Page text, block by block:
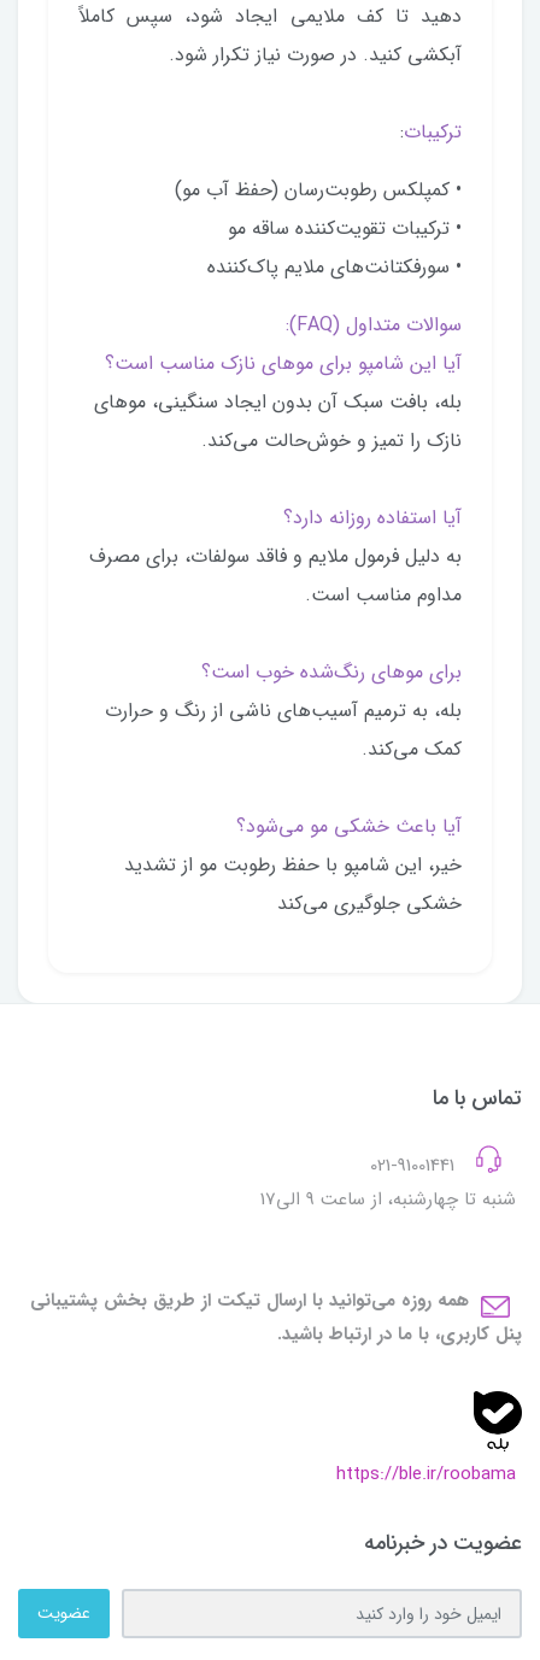
دهید تا کف ملایمی ایجاد شود، سپس کاملاً
آبکشی کنید. در صورت نیاز تکرار شود.
ترکیبات:
• کمپلکس رطوبت‌رسان (حفظ آب مو)
• ترکیبات تقویت‌کننده ساقه مو
• سورفکتانت‌های ملایم پاک‌کننده
سوالات متداول (FAQ):
آیا این شامپو برای موهای نازک مناسب است؟
بله، بافت سبک آن بدون ایجاد سنگینی، موهای
نازک را تمیز و خوش‌حالت می‌کند.
آیا استفاده روزانه دارد؟
به دلیل فرمول ملایم و فاقد سولفات، برای مصرف
مداوم مناسب است.
برای موهای رنگ‌شده خوب است؟
بله، به ترمیم آسیب‌های ناشی از رنگ و حرارت
کمک می‌کند.
آیا باعث خشکی مو می‌شود؟
خیر، این شامپو با حفظ رطوبت مو از تشدید
خشکی جلوگیری می‌کند
تماس با ما
شنبه تا چهارشنبه، از ساعت 9 الی17
همه روزه می‌توانید با ارسال تیکت از طریق بخش پشتیبانی
پنل کاربری، با ما در ارتباط باشید.
https://ble.ir/roobama
عضویت در خبرنامه
عضویت